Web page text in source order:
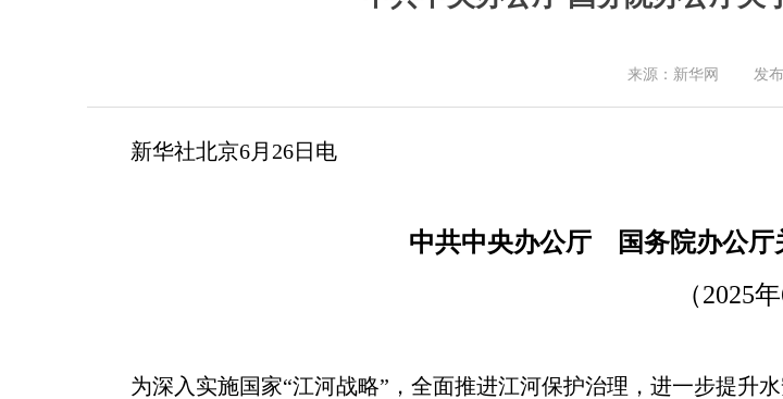
来源：新华网 发布
新华社北京6月26日电
中共中央办公厅 国务院办公厅
（2025
为深入实施国家“江河战略”，全面推进江河保护治理，进一步提升